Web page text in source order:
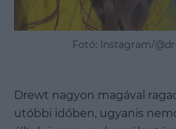
Fotó: Instagram/
Drewt nagyon magával
utóbbi időben, ugyanis